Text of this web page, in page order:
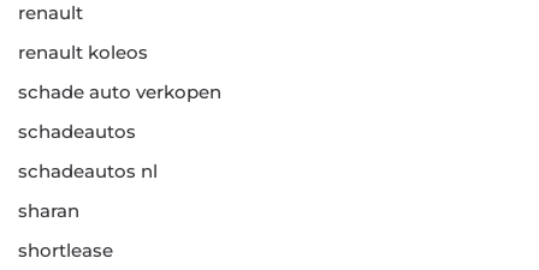
renault
renault koleos
schade auto verkopen
schadeautos
schadeautos nl
sharan
shortlease